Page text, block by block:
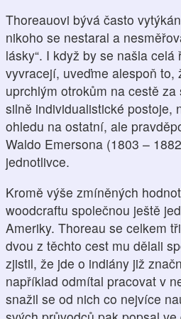
Thoreauovi bývá často
nikoho se nestaral a
lásky“. I když by se našla
vyvracejí, uveďme alespoň
uprchlým otrokům na cestě
silně individualistické postoje,
ohledu na ostatní, ale
Waldo Emersona (1803 –
jednotlivce.
Kromě výše zmíněných
woodcraftu společnou ještě
Ameriky. Thoreau se celkem
dvou z těchto cest mu dělali
zjistil, že jde o indiány již
například odmítal pracovat v
snažil se od nich co nejvíce